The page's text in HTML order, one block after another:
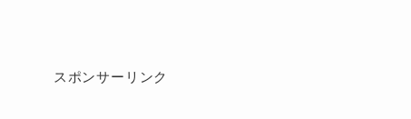
スポンサーリンク